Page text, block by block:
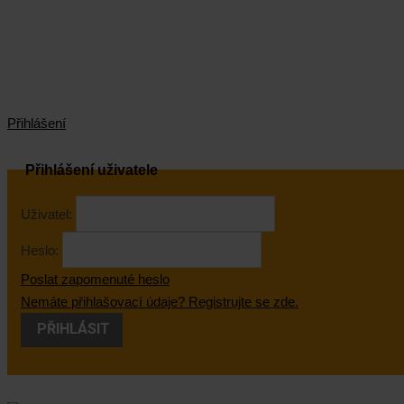
Přihlášení
Přihlášení uživatele
Uživatel:
Heslo:
Poslat zapomenuté heslo
Nemáte přihlašovací údaje? Registrujte se zde.